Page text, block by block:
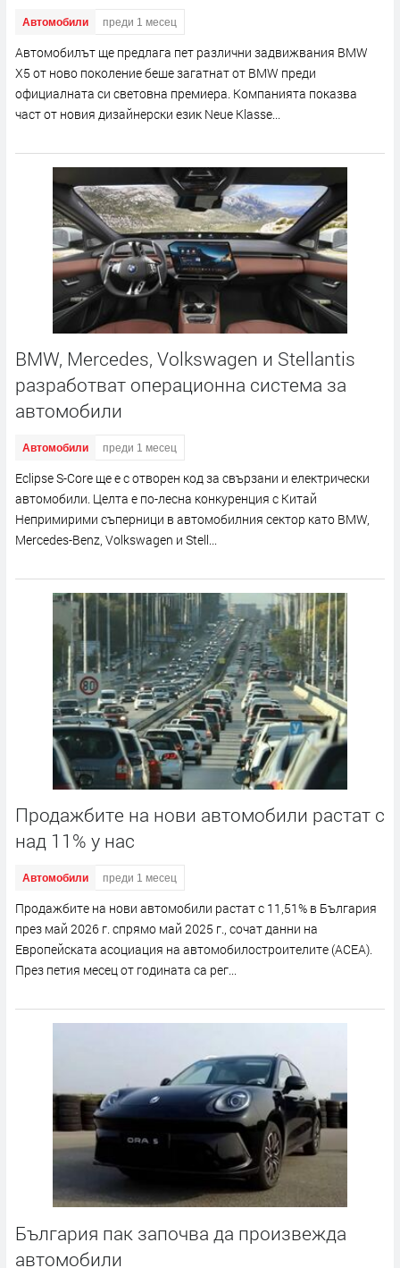
Автомобили преди 1 месец
Автомобилът ще предлага пет различни задвижвания BMW
X5 от ново поколение беше загатнат от BMW преди
официалната си световна премиера. Компанията показва
част от новия дизайнерски език Neue Klasse...
BMW, Mercedes, Volkswagen и Stellantis
разработват операционна система за
автомобили
Автомобили преди 1 месец
Eclipse S-Core ще е с отворен код за свързани и електрически
автомобили. Целта е по-лесна конкуренция с Китай
Непримирими съперници в автомобилния сектор като BMW,
Mercedes-Benz, Volkswagen и Stell...
Продажбите на нови автомобили растат с
над 11% у нас
Автомобили преди 1 месец
Продажбите на нови автомобили растат с 11,51% в България
през май 2026 г. спрямо май 2025 г., сочат данни на
Европейската асоциация на автомобилостроителите (ACEA).
През петия месец от годината са рег...
България пак започва да произвежда
автомобили